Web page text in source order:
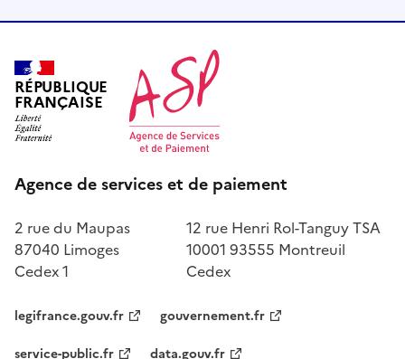
RÉPUBLIQUE
FRANÇAISE
Agence de services et de paiement
2 rue du Maupas
87040 Limoges
Cedex 1
12 rue Henri Rol-Tanguy TSA
10001 93555 Montreuil
Cedex
legifrance.gouv.fr
gouvernement.fr
service-public.fr
data.gouv.fr